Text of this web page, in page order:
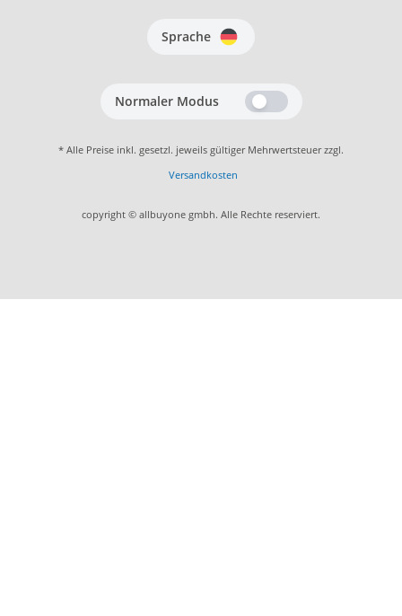
Sprache
Normaler Modus
* Alle Preise inkl. gesetzl. jeweils gültiger Mehrwertsteuer zzgl.
Versandkosten
copyright © allbuyone gmbh. Alle Rechte reserviert.